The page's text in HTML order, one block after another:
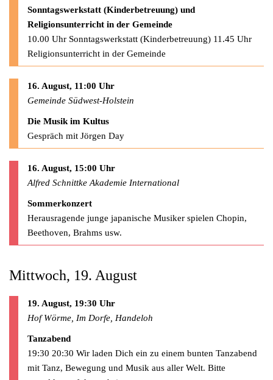
Sonntagswerkstatt (Kinderbetreuung) und
Religionsunterricht in der Gemeinde
10.00 Uhr Sonntagswerkstatt (Kinderbetreuung) 11.45 Uhr
Religionsunterricht in der Gemeinde
16. August, 11:00 Uhr
Gemeinde Südwest-Holstein
Die Musik im Kultus
Gespräch mit Jörgen Day
16. August, 15:00 Uhr
Alfred Schnittke Akademie International
Sommerkonzert
Herausragende junge japanische Musiker spielen Chopin,
Beethoven, Brahms usw.
Mittwoch, 19. August
19. August, 19:30 Uhr
Hof Wörme, Im Dorfe, Handeloh
Tanzabend
19:30 20:30 Wir laden Dich ein zu einem bunten Tanzabend
mit Tanz, Bewegung und Musik aus aller Welt. Bitte